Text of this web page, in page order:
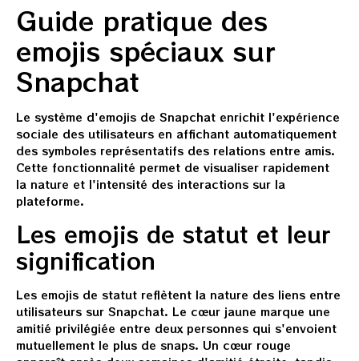
Guide pratique des
emojis spéciaux sur
Snapchat
Le système d'emojis de Snapchat enrichit l'expérience
sociale des utilisateurs en affichant automatiquement
des symboles représentatifs des relations entre amis.
Cette fonctionnalité permet de visualiser rapidement
la nature et l'intensité des interactions sur la
plateforme.
Les emojis de statut et leur
signification
Les emojis de statut reflètent la nature des liens entre
utilisateurs sur Snapchat. Le cœur jaune marque une
amitié privilégiée entre deux personnes qui s'envoient
mutuellement le plus de snaps. Un cœur rouge